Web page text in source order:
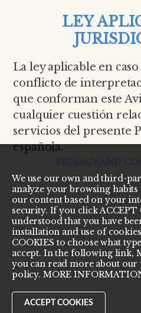
LEY
La ley aplicable en
conflicto de
que conforman este
cualquier cuestión
servicios del presente
española.
We use our own and third-
analyze your browsing
our content based on your
security. If you click ACCEPT
understood that you have
installation and use of
COOKIES to choose what
accept. In the following link,
you can read more about
policy. MORE
ACCEPT COOKIES